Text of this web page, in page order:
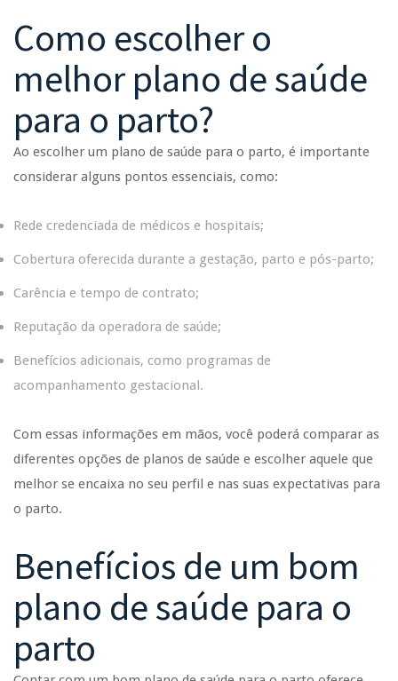
Como escolher o
melhor plano de saúde
para o parto?
Ao escolher um plano de saúde para o parto, é importante
considerar alguns pontos essenciais, como:
Rede credenciada de médicos e hospitais;
Cobertura oferecida durante a gestação, parto e pós-parto;
Carência e tempo de contrato;
Reputação da operadora de saúde;
Benefícios adicionais, como programas de
acompanhamento gestacional.
Com essas informações em mãos, você poderá comparar as
diferentes opções de planos de saúde e escolher aquele que
melhor se encaixa no seu perfil e nas suas expectativas para
o parto.
Benefícios de um bom
plano de saúde para o
parto